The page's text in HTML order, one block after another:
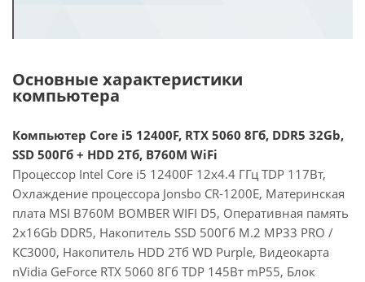
Основные характеристики
компьютера
Компьютер Core i5 12400F, RTX 5060 8Гб, DDR5 32Gb,
SSD 500Гб + HDD 2Тб, B760M WiFi
Процессор Intel Core i5 12400F 12x4.4 ГГц TDP 117Вт,
Охлаждение процессора Jonsbo CR-1200E, Материнская
плата MSI B760M BOMBER WIFI D5, Оперативная память
2x16Gb DDR5, Накопитель SSD 500Гб M.2 MP33 PRO /
KC3000, Накопитель HDD 2Тб WD Purple, Видеокарта
nVidia GeForce RTX 5060 8Гб TDP 145Вт mP55, Блок